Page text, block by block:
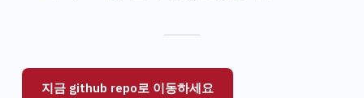
지금 github repo로 이동하세요